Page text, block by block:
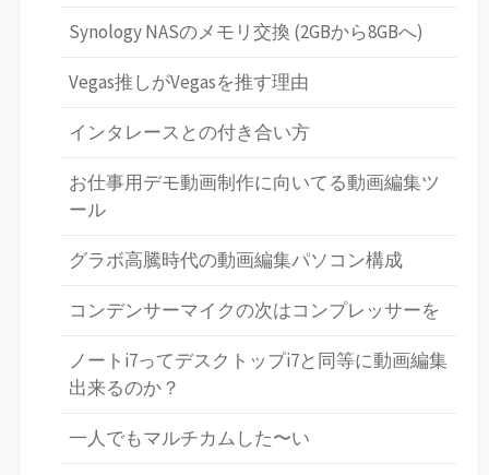
Synology NASのメモリ交換 (2GBから8GBへ)
Vegas推しがVegasを推す理由
インタレースとの付き合い方
お仕事用デモ動画制作に向いてる動画編集ツ
ール
グラボ高騰時代の動画編集パソコン構成
コンデンサーマイクの次はコンプレッサーを
ノートi7ってデスクトップi7と同等に動画編集
出来るのか？
一人でもマルチカムした〜い